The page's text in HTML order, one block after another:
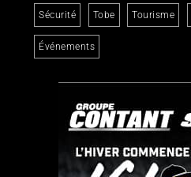
Sécurité Tobe Tourisme
Événements